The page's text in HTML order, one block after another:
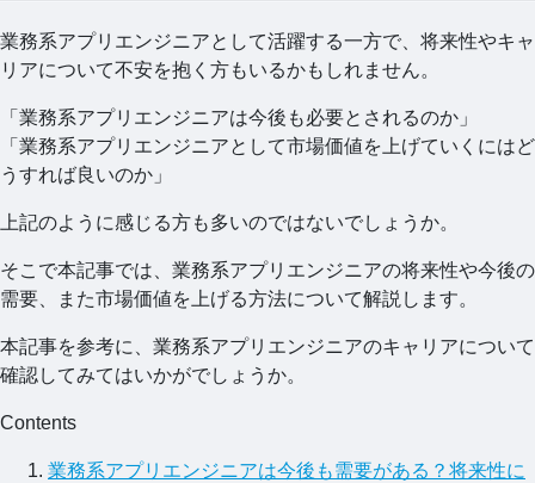
業務系アプリエンジニアとして活躍する一方で、将来性やキャ
リアについて不安を抱く方もいるかもしれません。
「業務系アプリエンジニアは今後も必要とされるのか」
「業務系アプリエンジニアとして市場価値を上げていくにはど
うすれば良いのか」
上記のように感じる方も多いのではないでしょうか。
そこで本記事では、業務系アプリエンジニアの将来性や今後の
需要、また市場価値を上げる方法について解説します。
本記事を参考に、業務系アプリエンジニアのキャリアについて
確認してみてはいかがでしょうか。
Contents
業務系アプリエンジニアは今後も需要がある？将来性に